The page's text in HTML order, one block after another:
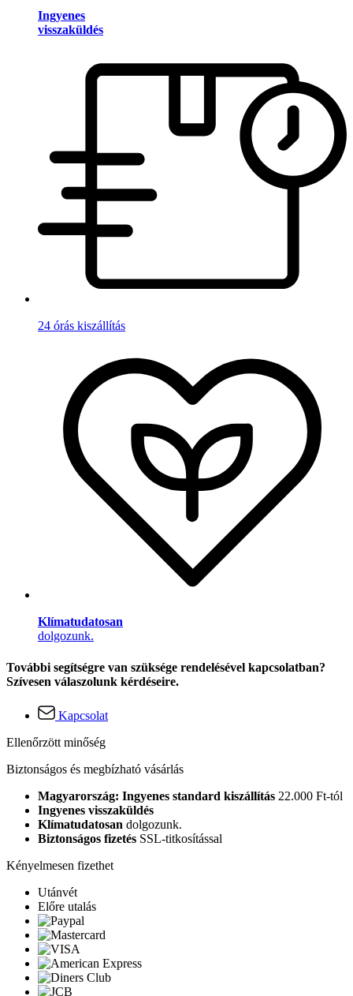
Ingyenes
visszaküldés
24 órás kiszállítás
Klímatudatosan
dolgozunk.
További segítségre van szüksége rendelésével kapcsolatban?
Szívesen válaszolunk kérdéseire.
Kapcsolat
Ellenőrzött minőség
Biztonságos és megbízható vásárlás
Magyarország: Ingyenes standard kiszállítás 22.000 Ft-tól
Ingyenes visszaküldés
Klímatudatosan dolgozunk.
Biztonságos fizetés SSL-titkosítással
Kényelmesen fizethet
Utánvét
Előre utalás